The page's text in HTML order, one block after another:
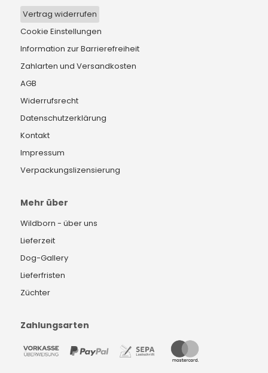
Vertrag widerrufen
Cookie Einstellungen
Information zur Barrierefreiheit
Zahlarten und Versandkosten
AGB
Widerrufsrecht
Datenschutzerklärung
Kontakt
Impressum
Verpackungslizensierung
Mehr über
Wildborn - über uns
Lieferzeit
Dog-Gallery
Lieferfristen
Züchter
Zahlungsarten